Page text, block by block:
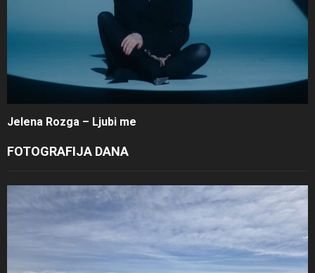
Jelena Rozga – Ljubi me
FOTOGRAFIJA DANA